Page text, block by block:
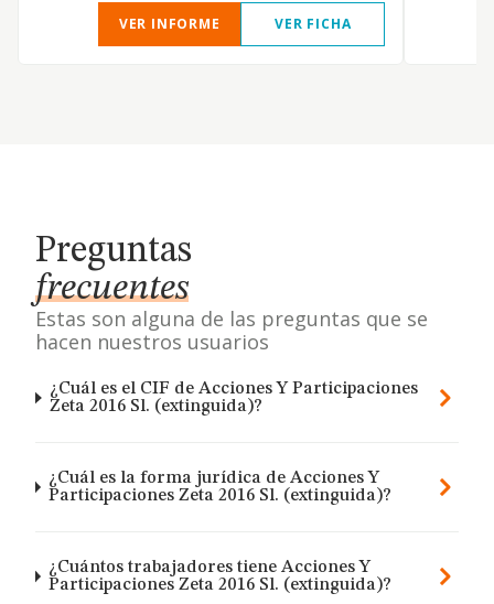
VER INFORME VER FICHA
Preguntas
frecuentes
Estas son alguna de las preguntas que se
hacen nuestros usuarios
¿Cuál es el CIF de Acciones Y Participaciones
Zeta 2016 Sl. (extinguida)?
¿Cuál es la forma jurídica de Acciones Y
Participaciones Zeta 2016 Sl. (extinguida)?
¿Cuántos trabajadores tiene Acciones Y
Participaciones Zeta 2016 Sl. (extinguida)?